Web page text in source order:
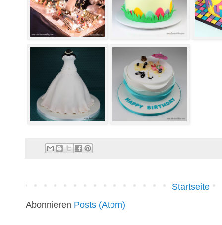
Startseite
Abonnieren Posts (Atom)